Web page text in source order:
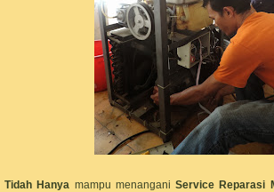
Tidah Hanya mampu menangani Service Reparasi